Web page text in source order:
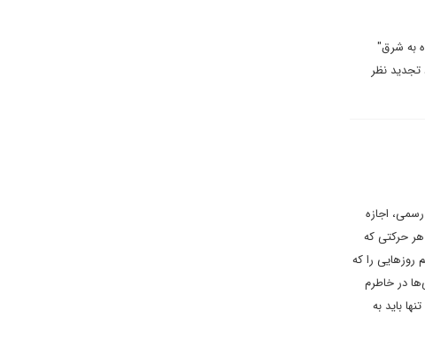
به شرق"
تجدید نظر
اجازه
هر حرکتی که
را که
در خاطرم
باید به